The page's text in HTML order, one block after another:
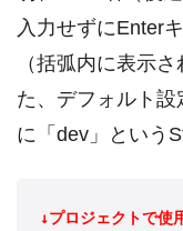
入力せずにEnter
（括弧内に表示
た、デフォルト
に「dev」という
↓プロジェクトで使